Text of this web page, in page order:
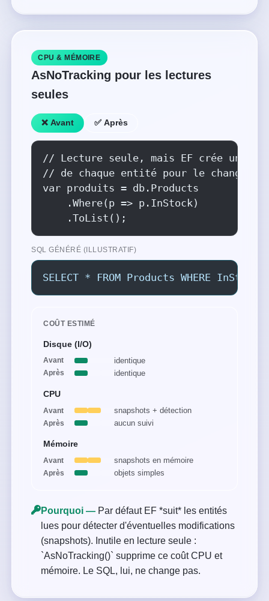
CPU & MÉMOIRE
AsNoTracking pour les lectures
seules
❌ Avant ✅ Après
// Lecture seule, mais EF crée un
// de chaque entité pour le change
var produits = db.Products
    .Where(p => p.InStock)
    .ToList();
SQL GÉNÉRÉ (ILLUSTRATIF)
SELECT * FROM Products WHERE
COÛT ESTIMÉ
Disque (I/O)
Avant identique
Après identique
CPU
Avant snapshots + détection
Après aucun suivi
Mémoire
Avant snapshots en mémoire
Après objets simples
Pourquoi — Par défaut EF *suit* les entités
lues pour détecter d'éventuelles modifications
(snapshots). Inutile en lecture seule :
`AsNoTracking()` supprime ce coût CPU et
mémoire. Le SQL, lui, ne change pas.